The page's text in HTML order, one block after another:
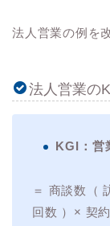
法人営業の例を
法人営業の
KGI：営
＝ 商談数（
回数 ）× 契